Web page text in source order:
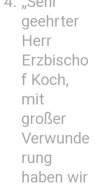
geehrter
Herr
Erzbischo
f Koch,
mit
großer
Verwunde
rung
haben wir